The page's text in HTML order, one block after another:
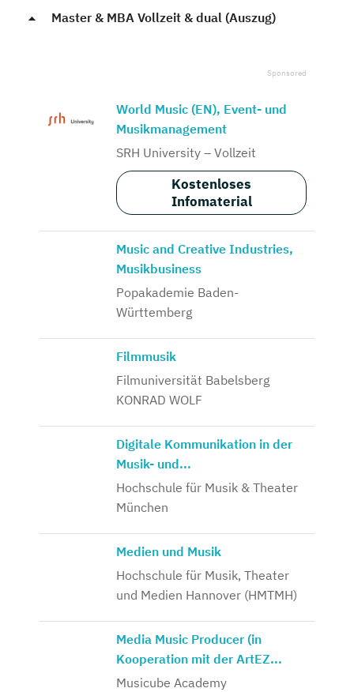
Master & MBA Vollzeit & dual (Auszug)
World Music (EN), Event- und
Musikmanagement
SRH University – Vollzeit
Kostenloses
Infomaterial
Music and Creative Industries,
Musikbusiness
Popakademie Baden-
Württemberg
Filmmusik
Filmuniversität Babelsberg
KONRAD WOLF
Digitale Kommunikation in der
Musik- und...
Hochschule für Musik & Theater
München
Medien und Musik
Hochschule für Musik, Theater
und Medien Hannover (HMTMH)
Media Music Producer (in
Kooperation mit der ArtEZ...
Musicube Academy